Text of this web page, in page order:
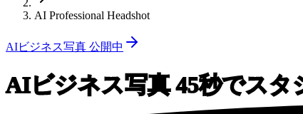
AI Professional Headshot
AIビジネス写真 公開中
AIビジネス写真 45秒でスタ